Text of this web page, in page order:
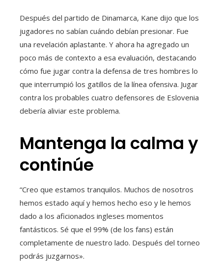
Después del partido de Dinamarca, Kane dijo que los
jugadores no sabían cuándo debían presionar. Fue
una revelación aplastante. Y ahora ha agregado un
poco más de contexto a esa evaluación, destacando
cómo fue jugar contra la defensa de tres hombres lo
que interrumpió los gatillos de la línea ofensiva. Jugar
contra los probables cuatro defensores de Eslovenia
debería aliviar este problema.
Mantenga la calma y
continúe
“Creo que estamos tranquilos. Muchos de nosotros
hemos estado aquí y hemos hecho eso y le hemos
dado a los aficionados ingleses momentos
fantásticos. Sé que el 99% (de los fans) están
completamente de nuestro lado. Después del torneo
podrás juzgarnos».